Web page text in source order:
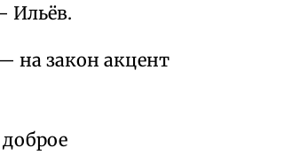
Ильёв.
на закон акцент